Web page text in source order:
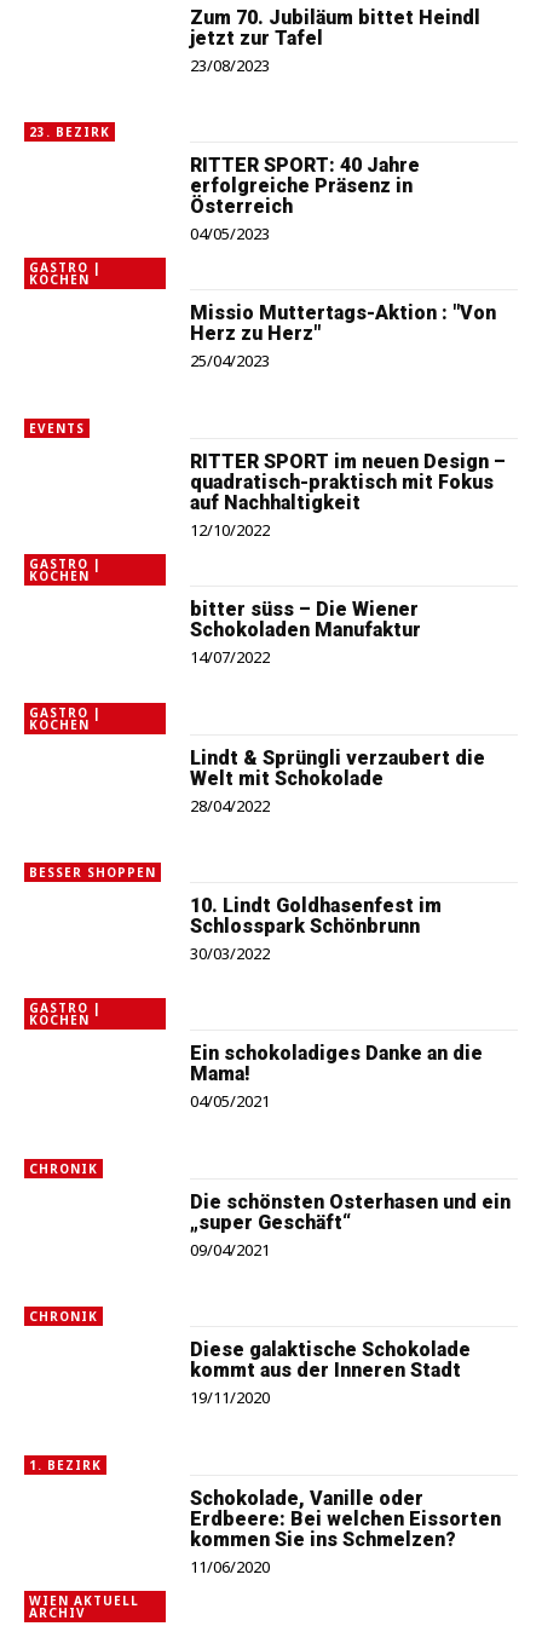
23. BEZIRK
Zum 70. Jubiläum bittet Heindl
jetzt zur Tafel
23/08/2023
GASTRO |
KOCHEN
RITTER SPORT: 40 Jahre
erfolgreiche Präsenz in
Österreich
04/05/2023
EVENTS
Missio Muttertags-Aktion : "Von
Herz zu Herz"
25/04/2023
GASTRO |
KOCHEN
RITTER SPORT im neuen Design –
quadratisch-praktisch mit Fokus
auf Nachhaltigkeit
12/10/2022
GASTRO |
KOCHEN
bitter süss – Die Wiener
Schokoladen Manufaktur
14/07/2022
BESSER SHOPPEN
Lindt & Sprüngli verzaubert die
Welt mit Schokolade
28/04/2022
GASTRO |
KOCHEN
10. Lindt Goldhasenfest im
Schlosspark Schönbrunn
30/03/2022
CHRONIK
Ein schokoladiges Danke an die
Mama!
04/05/2021
CHRONIK
Die schönsten Osterhasen und ein
„super Geschäft“
09/04/2021
1. BEZIRK
Diese galaktische Schokolade
kommt aus der Inneren Stadt
19/11/2020
WIEN AKTUELL
ARCHIV
Schokolade, Vanille oder
Erdbeere: Bei welchen Eissorten
kommen Sie ins Schmelzen?
11/06/2020